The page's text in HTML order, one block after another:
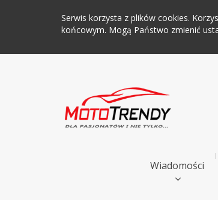
Serwis korzysta z plików cookies.
końcowym. Mogą Państwo zmienić
Wiadomości